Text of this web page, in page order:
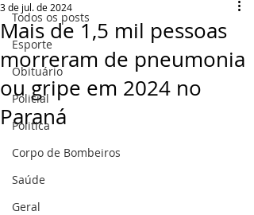
Todos os posts
Esporte
Obituário
Policial
Politica
Corpo de Bombeiros
Saúde
Geral
Mais de 1,5 mil pessoas
morreram de pneumonia
ou gripe em 2024 no
Paraná
3 de jul. de 2024